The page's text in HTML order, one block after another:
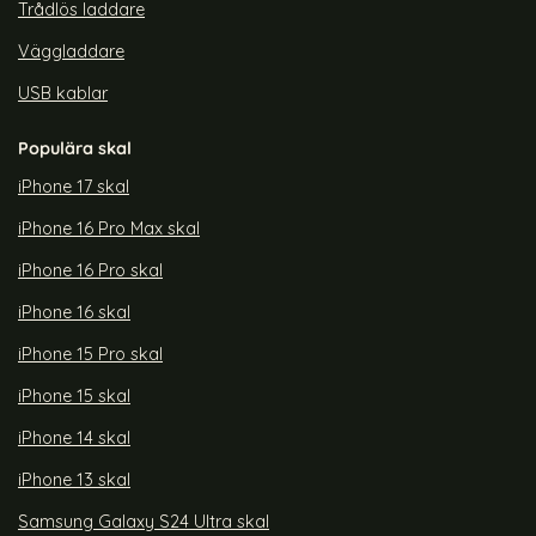
Trådlös laddare
Väggladdare
USB kablar
Populära skal
iPhone 17 skal
iPhone 16 Pro Max skal
iPhone 16 Pro skal
iPhone 16 skal
iPhone 15 Pro skal
iPhone 15 skal
iPhone 14 skal
iPhone 13 skal
Samsung Galaxy S24 Ultra skal